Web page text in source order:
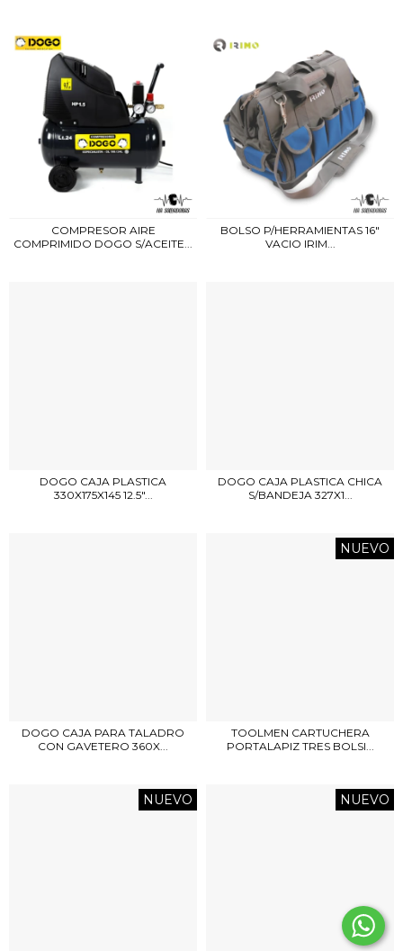
COMPRESOR AIRE
COMPRIMIDO DOGO S/ACEITE...
BOLSO P/HERRAMIENTAS 16"
VACIO IRIM...
DOGO CAJA PLASTICA
330X175X145 12.5"...
DOGO CAJA PLASTICA CHICA
S/BANDEJA 327X1...
DOGO CAJA PARA TALADRO
CON GAVETERO 360X...
NUEVO
TOOLMEN CARTUCHERA
PORTALAPIZ TRES BOLSI...
NUEVO NUEVO